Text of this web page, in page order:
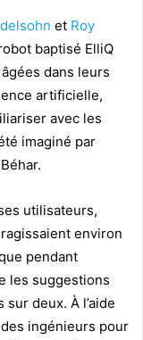
et Roy
baptisé ElliQ
dans leurs
artificielle,
avec les
imaginé par
utilisateurs,
environ
pendant
les suggestions
deux. À l’aide
ingénieurs pour